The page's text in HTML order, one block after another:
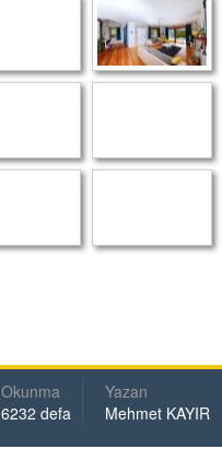
Yazan
Mehmet KAYIR
Okunma
6232 defa